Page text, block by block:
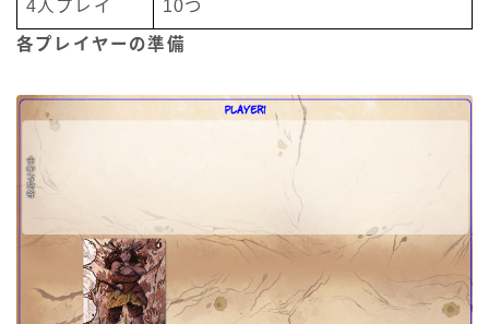
4人プレイ 10つ
各プレイヤーの準備